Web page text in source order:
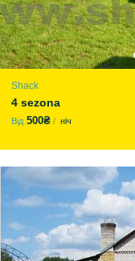
Shack
4 sezona
Від 500₴ ніч